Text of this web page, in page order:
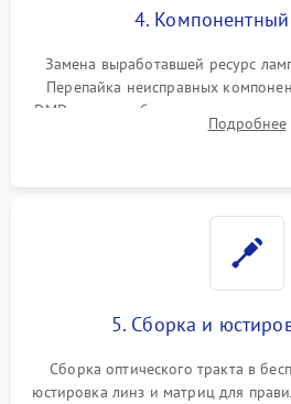
4.
Замена выработавшей ресурс
Перепайка неисправных
DMD-чипа при битых пикселях,
колеса или восстановлениеПодробнее
5. Сборка и
Сборка оптического тракта в
юстировка линз и матриц для